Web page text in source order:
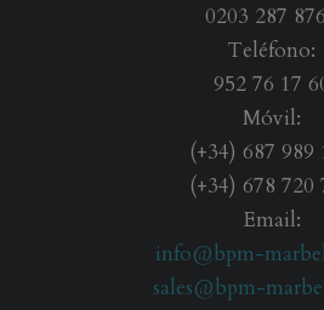
0203 287
Teléfono:
952 76 17
Móvil:
(+34) 687 989
(+34) 678 720
Email:
info@bpm-
sales@bpm-